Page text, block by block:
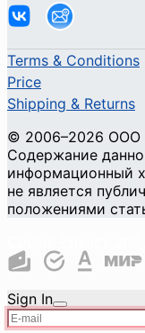
Terms & Conditions
Price
Shipping & Returns
© 2006–2026 ООО
Содержание
информационный
не является
положениями
Sign In